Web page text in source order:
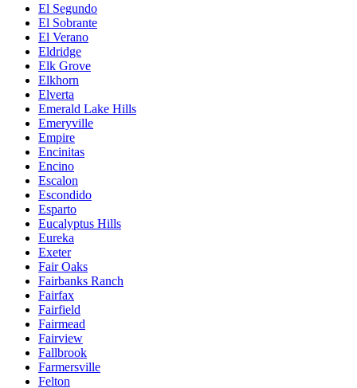
El Segundo
El Sobrante
El Verano
Eldridge
Elk Grove
Elkhorn
Elverta
Emerald Lake Hills
Emeryville
Empire
Encinitas
Encino
Escalon
Escondido
Esparto
Eucalyptus Hills
Eureka
Exeter
Fair Oaks
Fairbanks Ranch
Fairfax
Fairfield
Fairmead
Fairview
Fallbrook
Farmersville
Felton